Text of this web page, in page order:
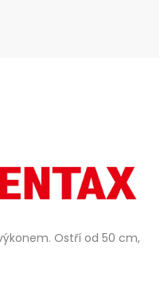
Ostří od 50 cm,